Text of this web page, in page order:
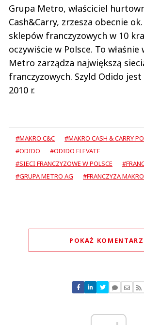
Grupa Metro, właściciel
Cash&Carry, zrzesza obecnie
sklepów franczyzowych w 10
oczywiście w Polsce. To
Metro zarządza największą
franczyzowych. Szyld Odido
2010 r.
#MAKRO C&C
#MAKRO CASH & CARRY
#ODIDO
#ODIDO ELEVATE
#SIECI FRANCZYZOWE W POLSCE
#GRUPA METRO AG
#FRANCZYZA
POKAŻ
Nie znaleziono komentarzy
Zostaw swoje